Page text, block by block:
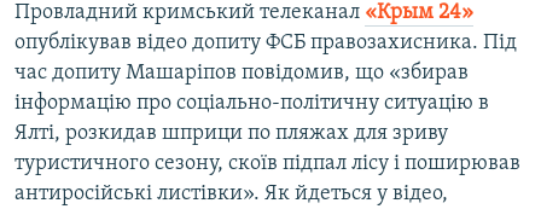
Провладний кримський телеканал «Крым 24»
опублікував відео допиту ФСБ правозахисника. Під
час допиту Машаріпов повідомив, що «збирав
інформацію про соціально-політичну ситуацію в
Ялті, розкидав шприци по пляжах для зриву
туристичного сезону, скоїв підпал лісу і поширював
антиросійські листівки». Як йдеться у відео,